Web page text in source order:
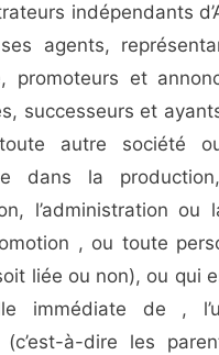
indépendants
agents,
promoteurs et
successeurs et
autre société
dans la
l’administration
, ou toute
liée ou non), ou qui
immédiate de ,
(c’est-à-dire les